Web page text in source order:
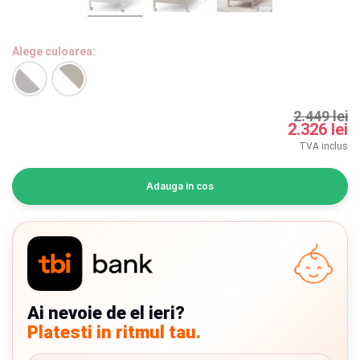
INGRIJIRE PERSONALA
BAIE SI TOALETA
Showroom
Depozit
Q & A
Alege culoarea:
2.449 lei
2.326 lei
TVA inclus
Adauga in cos
Ai nevoie de el ieri?
Platesti in ritmul tau.
Verde cu detalii negre